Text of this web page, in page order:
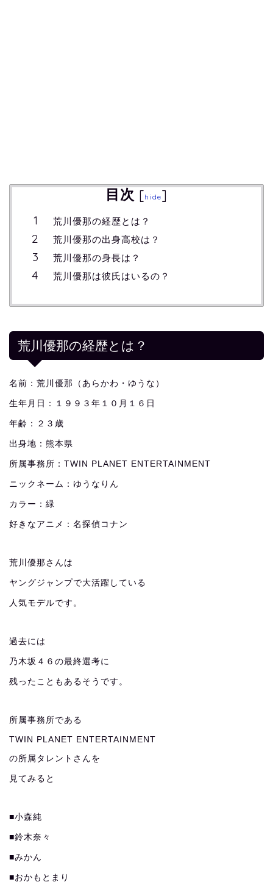
目次 [hide]
荒川優那の経歴とは？
荒川優那の出身高校は？
荒川優那の身長は？
荒川優那は彼氏はいるの？
荒川優那の経歴とは？
名前：荒川優那（あらかわ・ゆうな）
生年月日：１９９３年１０月１６日
年齢：２３歳
出身地：熊本県
所属事務所：TWIN PLANET ENTERTAINMENT
ニックネーム：ゆうなりん
カラー：緑
好きなアニメ：名探偵コナン
荒川優那さんは
ヤングジャンプで大活躍している
人気モデルです。
過去には
乃木坂４６の最終選考に
残ったこともあるそうです。
所属事務所である
TWIN PLANET ENTERTAINMENT
の所属タレントさんを
見てみると
■小森純
■鈴木奈々
■みかん
■おかもとまり